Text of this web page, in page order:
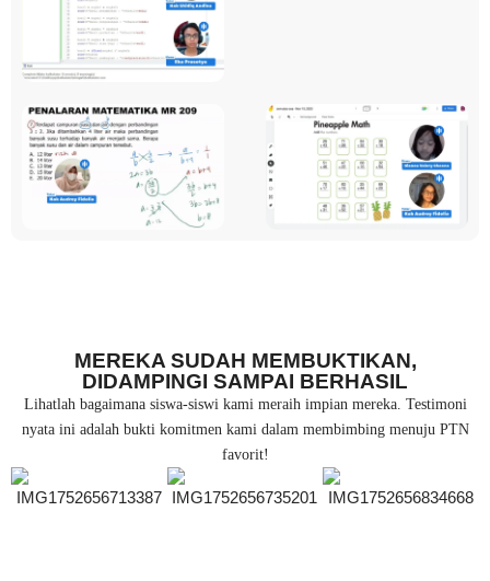
MEREKA SUDAH MEMBUKTIKAN,
DIDAMPINGI SAMPAI BERHASIL
Lihatlah bagaimana siswa-siswi kami meraih impian mereka. Testimoni
nyata ini adalah bukti komitmen kami dalam membimbing menuju PTN
favorit!